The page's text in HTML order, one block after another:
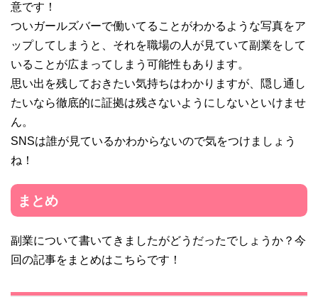
意です！
ついガールズバーで働いてることがわかるような写真をア
ップしてしまうと、それを職場の人が見ていて副業をして
いることが広まってしまう可能性もあります。
思い出を残しておきたい気持ちはわかりますが、隠し通し
たいなら徹底的に証拠は残さないようにしないといけませ
ん。
SNSは誰が見ているかわからないので気をつけましょう
ね！
まとめ
副業について書いてきましたがどうだったでしょうか？今
回の記事をまとめはこちらです！